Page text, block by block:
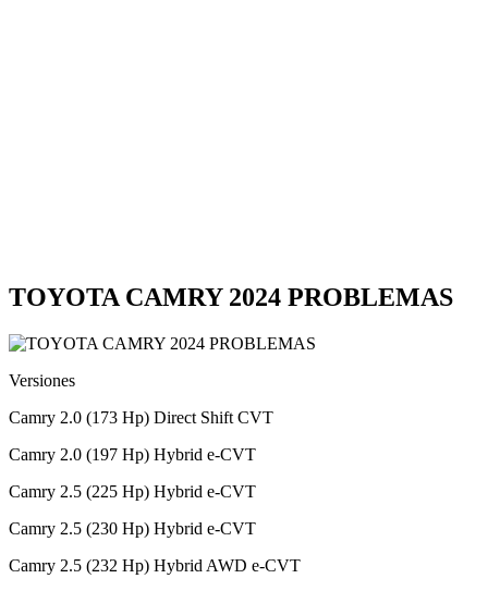
TOYOTA CAMRY 2024 PROBLEMAS
Versiones
Camry 2.0 (173 Hp) Direct Shift CVT
Camry 2.0 (197 Hp) Hybrid e-CVT
Camry 2.5 (225 Hp) Hybrid e-CVT
Camry 2.5 (230 Hp) Hybrid e-CVT
Camry 2.5 (232 Hp) Hybrid AWD e-CVT